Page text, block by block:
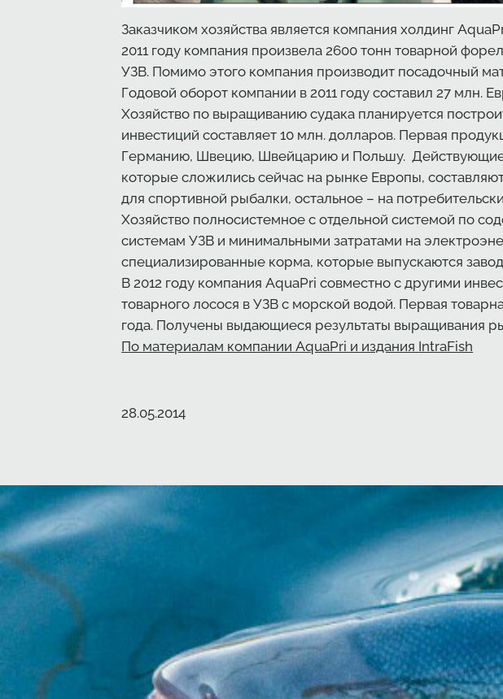
Заказчиком хозяйства является компания холдинг
2011 году компания произвела 2600 тонн товарной
УЗВ. Помимо этого компания производит посадочный
Годовой оборот компании в 2011 году составил 27 млн.
Хозяйство по выращиванию судака планируется
инвестиций составляет 10 млн. долларов. Первая
Германию, Швецию, Швейцарию и Польшу. Действующие
которые сложились сейчас на рынке Европы,
для спортивной рыбалки, остальное – на
Хозяйство полносистемное с отдельной системой по
системам УЗВ и минимальными затратами на
специализированные корма, которые выпускаются
В 2012 году компания AquaPri совместно с другими
товарного лосося в УЗВ с морской водой. Первая
года. Получены выдающиеся результаты выращивания
По материалам компанииAquaPri и издания IntraFish
Создано
28.05.2014